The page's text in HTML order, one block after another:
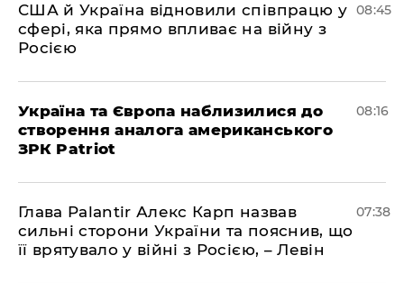
США й Україна відновили співпрацю у
сфері, яка прямо впливає на війну з
Росією
08:45
Україна та Європа наблизилися до
створення аналога американського
ЗРК Patriot
08:16
Глава Palantir Алекс Карп назвав
сильні сторони України та пояснив, що
її врятувало у війні з Росією, – Левін
07:38